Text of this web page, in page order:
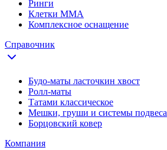
Ринги
Клетки ММА
Комплексное оснащение
Справочник
Будо-маты ласточкин хвост
Ролл-маты
Татами классическое
Мешки, груши и системы подвеса
Борцовский ковер
Компания